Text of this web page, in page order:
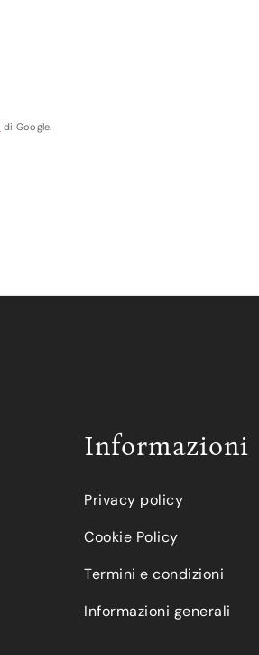
di Google.
Informazioni
Privacy policy
Cookie Policy
Termini e condizioni
Informazioni generali